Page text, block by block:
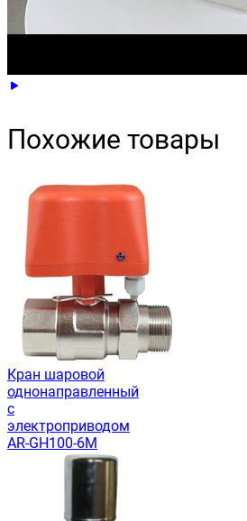
Похожие товары
Кран шаровой
однонаправленный
с
электроприводом
AR-GH100-6M